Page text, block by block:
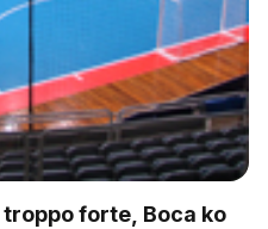
forte, Boca ko